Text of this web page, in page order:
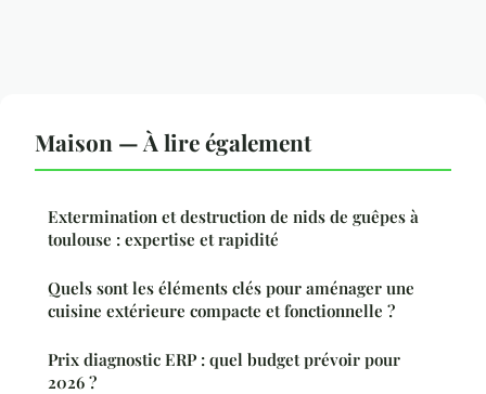
Maison — À lire également
Extermination et destruction de nids de guêpes à
toulouse : expertise et rapidité
Quels sont les éléments clés pour aménager une
cuisine extérieure compacte et fonctionnelle ?
Prix diagnostic ERP : quel budget prévoir pour
2026 ?